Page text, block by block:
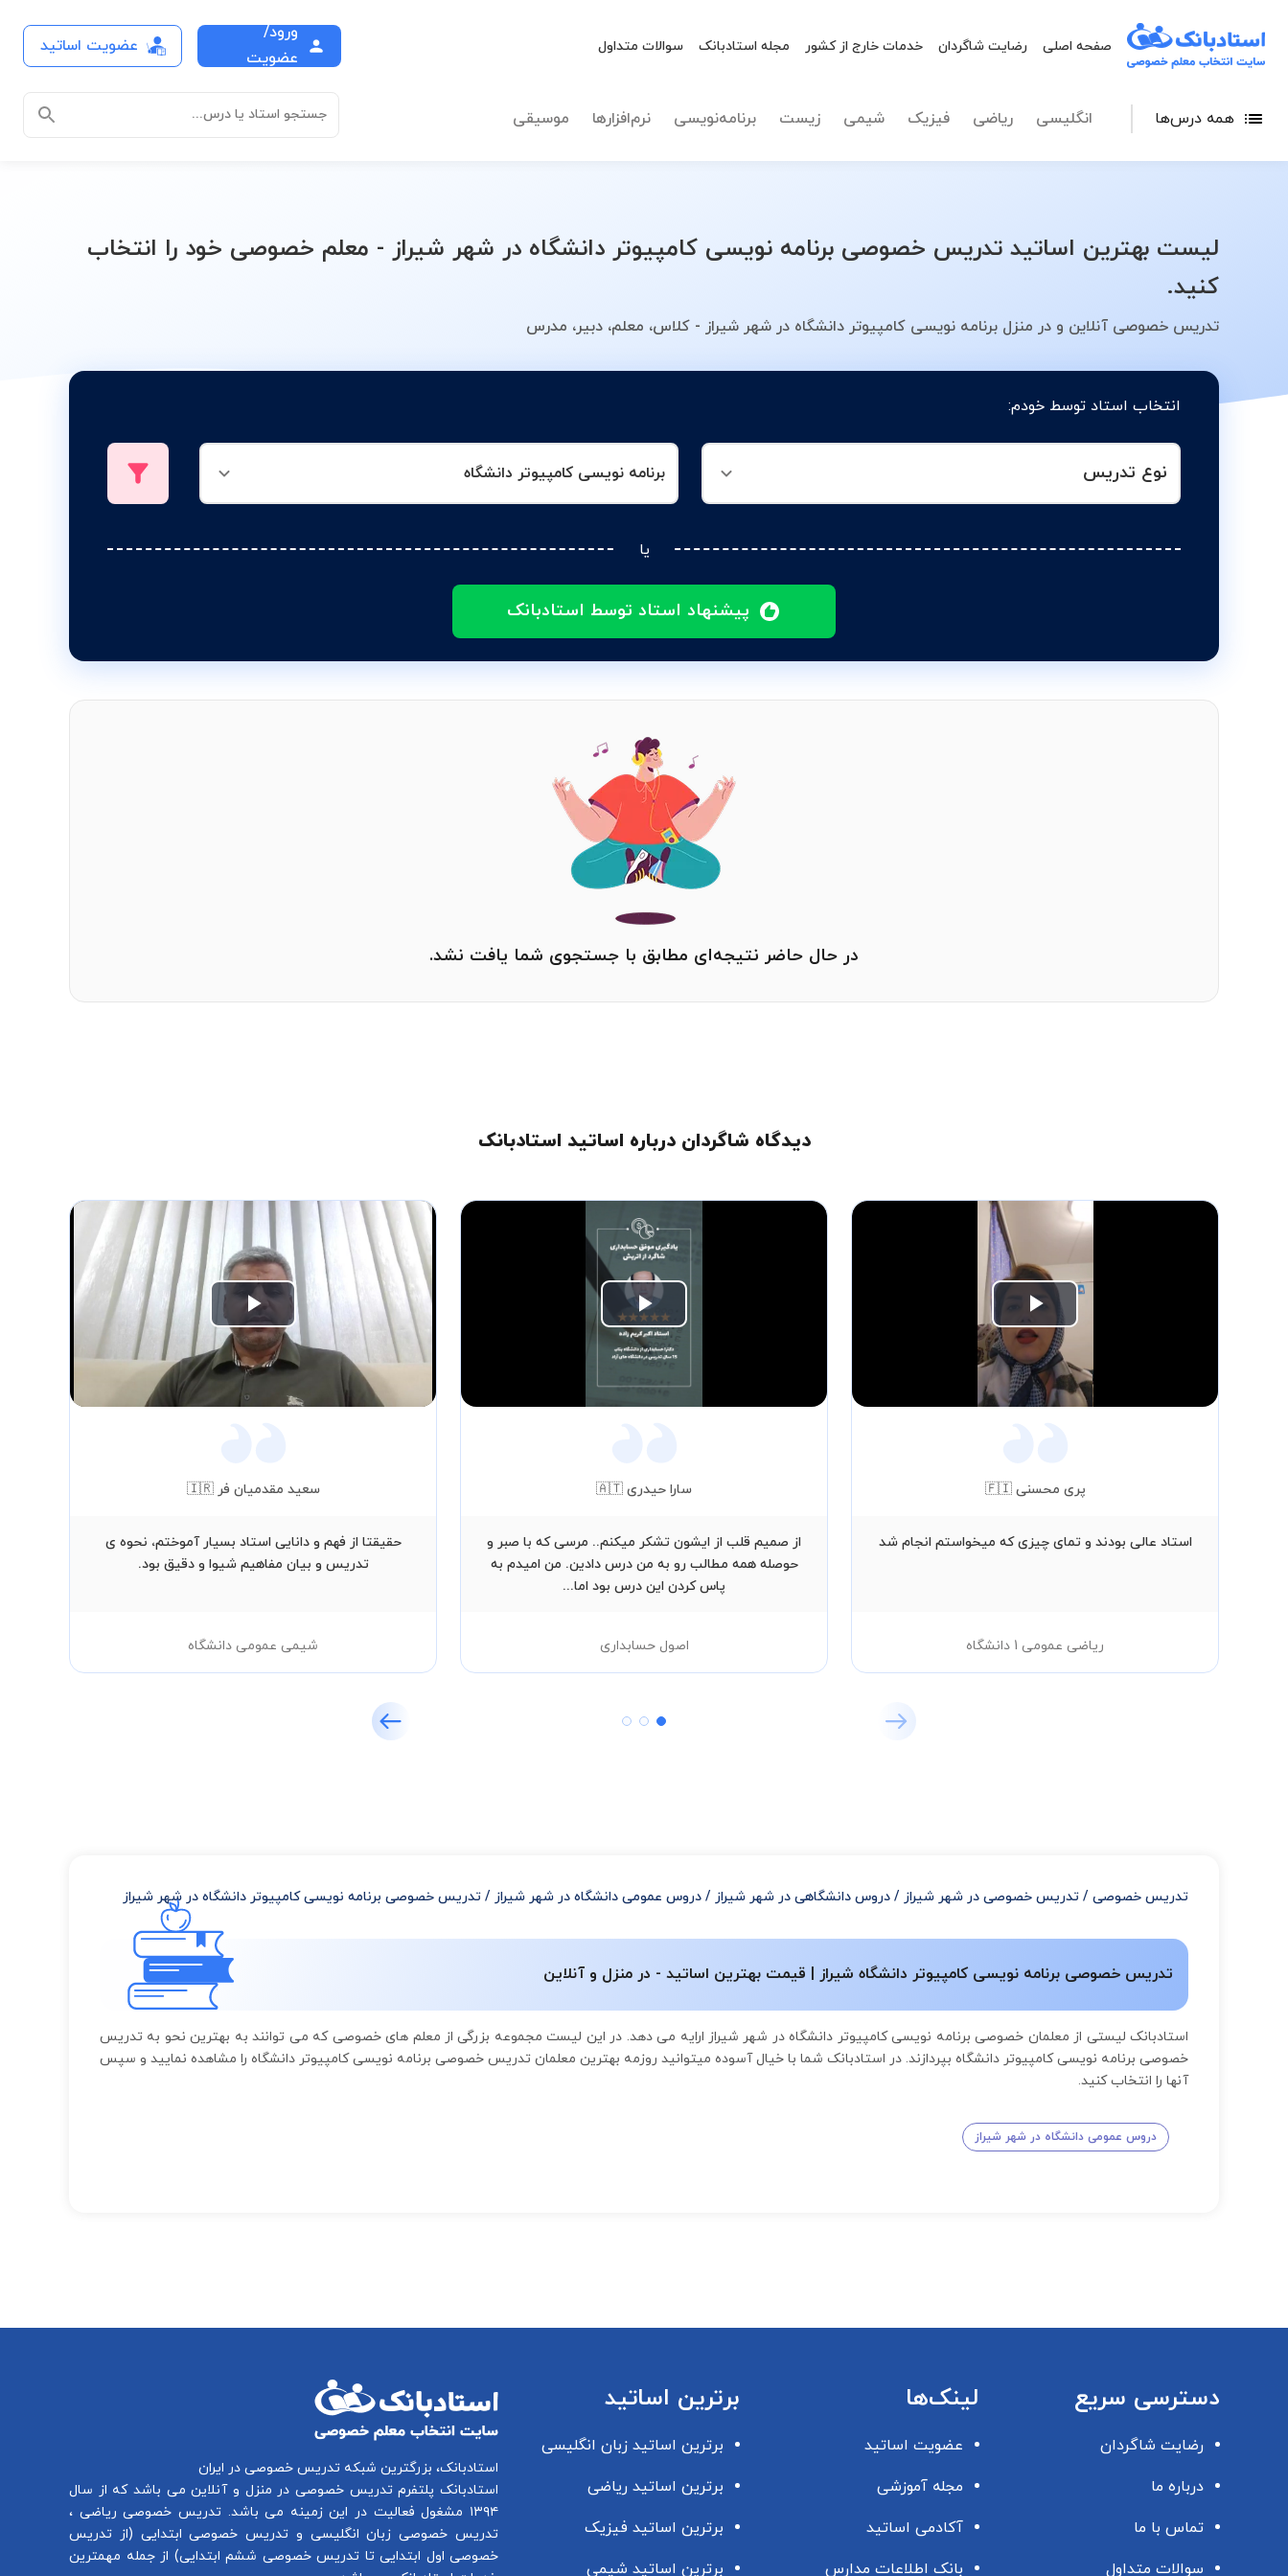
صفحه اصلی رضایت شاگردان خدمات خارج از کشور مجله استادبانک سوالات متداول
ورود/
عضویت
عضویت اساتید
همه درس‌ها انگلیسی ریاضی فیزیک شیمی زیست برنامه‌نویسی نرم‌افزارها موسیقی جستجو استاد یا درس...
لیست بهترین اساتید تدریس خصوصی برنامه نویسی کامپیوتر دانشگاه در شهر شیراز - معلم خصوصی خود را انتخاب
کنید.
تدریس خصوصی آنلاین و در منزل برنامه نویسی کامپیوتر دانشگاه در شهر شیراز - کلاس، معلم، دبیر، مدرس
انتخاب استاد توسط خودم:
نوع تدریس برنامه نویسی کامپیوتر دانشگاه
یا
پیشنهاد استاد توسط استادبانک
نوع تدریس برنامه نویسی کامپیوتر دانشگاه
در حال حاضر نتیجه‌ای مطابق با جستجوی شما یافت نشد.
دیدگاه شاگردان درباره اساتید استادبانک
Play
Video
پری محسنی 🇫🇮
استاد عالی بودند و تمای چیزی که میخواستم انجام شد
ریاضی عمومی 1 دانشگاه
Play
Video
سارا حیدری 🇦🇹
از صمیم قلب از ایشون تشکر میکنم.. مرسی که با صبر و
حوصله همه مطالب رو به من درس دادین. من امیدم به
پاس کردن این درس بود اما...
اصول حسابداری
Play
Video
سعید مقدمیان فر 🇮🇷
حقیقتا از فهم و دانایی استاد بسیار آموختم، نحوه ی
تدریس و بیان مفاهیم شیوا و دقیق بود.
شیمی عمومی دانشگاه
تدریس خصوصی / تدریس خصوصی در شهر شیراز / دروس دانشگاهی در شهر شیراز / دروس عمومی دانشگاه در شهر شیراز / تدریس خصوصی برنامه نویسی کامپیوتر دانشگاه در شهر شیراز
تدریس خصوصی برنامه نویسی کامپیوتر دانشگاه شیراز | قیمت بهترین اساتید - در منزل و آنلاین
استادبانک لیستی از معلمان خصوصی برنامه نویسی کامپیوتر دانشگاه در شهر شیراز ارایه می دهد. در این لیست مجموعه بزرگی از معلم های خصوصی که می توانند به بهترین نحو به تدریس
خصوصی برنامه نویسی کامپیوتر دانشگاه بپردازند. در استادبانک شما با خیال آسوده میتوانید روزمه بهترین معلمان تدریس خصوصی برنامه نویسی کامپیوتر دانشگاه را مشاهده نمایید و سپس
آنها را انتخاب کنید.
دروس عمومی دانشگاه در شهر شیراز
دسترسی سریع
رضایت شاگردان
درباره ما
تماس با ما
سوالات متداول
لینک‌ها
عضویت اساتید
مجله آموزشی
آکادمی اساتید
بانک اطلاعات مدارس
برترین اساتید
برترین اساتید زبان انگلیسی
برترین اساتید ریاضی
برترین اساتید فیزیک
برترین اساتید شیمی
استادبانک، بزرگترین شبکه تدریس خصوصی در ایران
استادبانک پلتفرمتدریس خصوصی در منزل و آنلاین می باشد که از سال
۱۳۹۴ مشغول فعالیت در این زمینه می باشد.
تدریس خصوصی ریاضی ،
تدریس خصوصی زبان انگلیسی و تدریس خصوصی ابتدایی (از تدریس
خصوصی اول ابتداییتا تدریس خصوصی ششم ابتدایی) از جمله مهمترین